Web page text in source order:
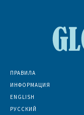
ПРАВИЛА
ИНФОРМАЦИЯ
ENGLISH
РУССКИЙ